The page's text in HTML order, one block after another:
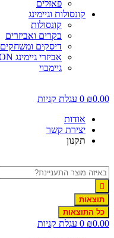
פאזלים
קונסולות וגיימינג
קונסולות
בקרים ואביזרים
דיסקים ומשחקים
אביזרי גיימינג DRAGON
גיימבוי
₪0.00
0 עגלת קניות
אודות
יצירת קשר
תקנון
תוצאות
כל התוצאות
₪0.00
0 עגלת קניות